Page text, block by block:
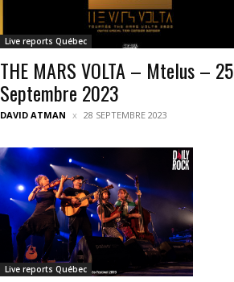
Live reports Québec
THE MARS VOLTA – Mtelus – 25
Septembre 2023
DAVID ATMAN 28 SEPTEMBRE 2023
Live reports Québec